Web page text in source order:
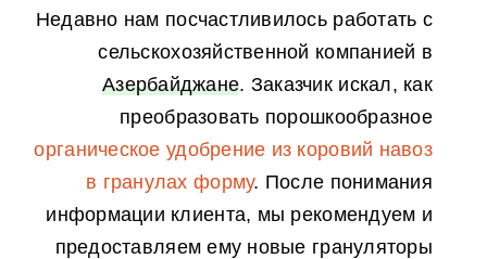
معلومات عنا
Недавно нам посчастливилось работать с
сельскохозяйственной компанией в
Азербайджане. Заказчик искал, как
преобразовать порошкообразное
органическое удобрение из коровий навоз
в гранулах форму. После понимания
информации клиента, мы рекомендуем и
предоставляем ему новые грануляторы